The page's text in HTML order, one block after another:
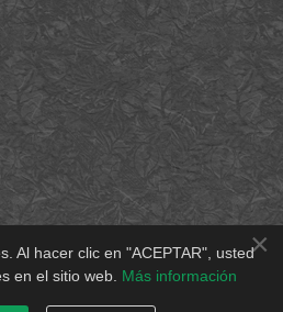
×
Al hacer clic en "ACEPTAR", usted
en el sitio web. Más información